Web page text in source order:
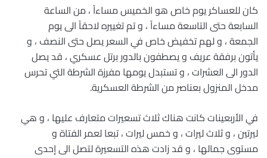
كان للعساكر يوم خاص هو الخميس مساءاً ، من الساعة
السابعة حتى التاسعة مساءاً ، و تم تغييره لاحقاً الى يوم
الجمعة ، و لهم تخفيض خاص في السعر يصل حتى النصف ، و
يأتون برفقة عريف و يصطفون بالدور برتل عسكري ، قد يصل
الدور الى العشرات ، و تستبدل يومها مفرزة الشرطة التي تحرس
مدخل المنزول بعناصر من الشرطة العسكرية.
في الأربعينات كانت هناك ثلاث تسعيرات متعارف عليها ، و هي
ليرتين ، و ثلاث ليرات ، و خمس ليرات ، تبعا لعمر الفتاة و
مستوى جمالها ، و قد زادت هذه التسعيرة لتصل الى إحدى